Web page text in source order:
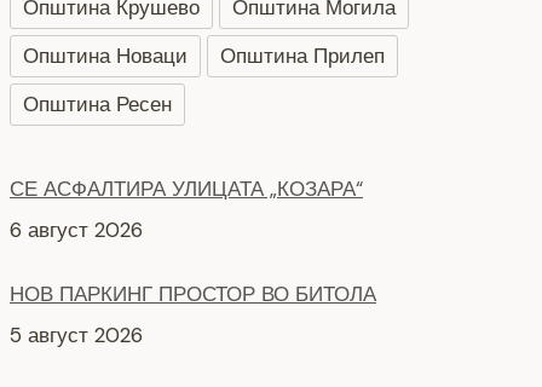
Општина Крушево
Општина Могила
Општина Новаци
Општина Прилеп
Општина Ресен
6 август 2026
5 август 2026